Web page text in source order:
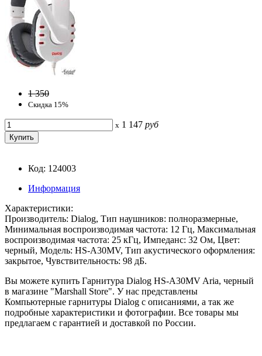
1 350
Скидка 15%
x 1 147 руб
Код: 124003
Информация
Характеристики:
Производитель: Dialog, Тип наушников: полноразмерные,
Минимальная воспроизводимая частота: 12 Гц, Максимальная
воспроизводимая частота: 25 кГц, Импеданс: 32 Ом, Цвет:
черный, Модель: HS-A30MV, Тип акустического оформления:
закрытое, Чувствительность: 98 дБ.
Вы можете купить Гарнитура Dialog HS-A30MV Aria, черный
в магазине "Marshall Store". У нас представлены
Компьютерные гарнитуры Dialog с описаниями, а так же
подробные характеристики и фотографии. Все товары мы
предлагаем с гарантией и доставкой по России.